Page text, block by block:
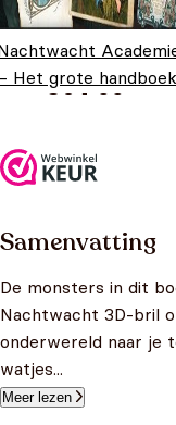
Het grote
€ 24,99
Samenvatting
De monsters in dit
Nachtwacht 3D-bril
onderwereld naar je
watjes...
Meer lezen